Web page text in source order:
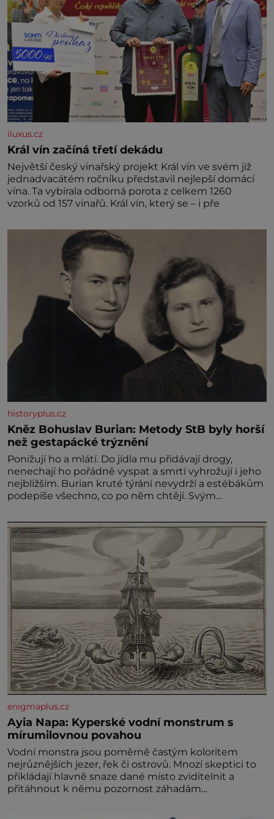
iluxus.cz
Král vín začíná třetí dekádu
Největší český vinařský projekt Král vín ve svém již
jednadvacátém ročníku představil nejlepší domácí
vína. Ta vybírala odborná porota z celkem 1260
vzorků od 157 vinařů. Král vín, který se – i pře
historyplus.cz
Kněz Bohuslav Burian: Metody StB byly horší
než gestapácké trýznění
Ponižují ho a mlátí. Do jídla mu přidávají drogy,
nenechají ho pořádně vyspat a smrtí vyhrožují i jeho
nejbližším. Burian kruté týrání nevydrží a estébákům
podepíše všechno, co po něm chtějí. Svým
výslechů nikdo nevyvíjel fyzický ani psychický nátlak.
Syn brněnského řezníka chce být knězem a
enigmaplus.cz
Ayia Napa: Kyperské vodní monstrum s
mírumilovnou povahou
Vodní monstra jsou poměrně častým koloritem
nejrůznějších jezer, řek či ostrovů. Mnozí skeptici to
přikládají hlavně snaze dané místo zviditelnit a
přitáhnout k němu pozornost záhadám